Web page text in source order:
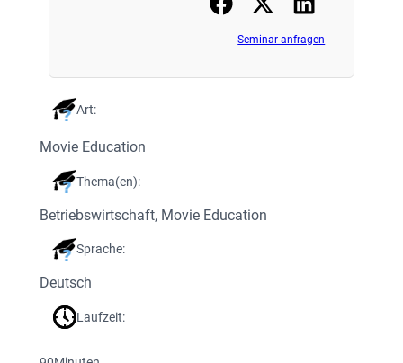
Seminar anfragen
Art:
Movie Education
Thema(en):
Betriebswirtschaft, Movie Education
Sprache:
Deutsch
Laufzeit: